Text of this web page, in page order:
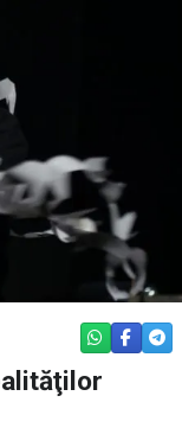
WHATSAPP